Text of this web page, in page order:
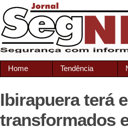
Home Tendência
Ibirapuera terá
transformados